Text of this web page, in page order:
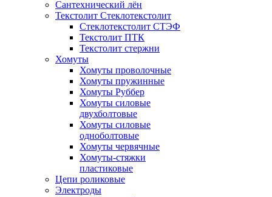
Сантехнический лён
Текстолит Стеклотекстолит
Стеклотекстолит СТЭФ
Текстолит ПТК
Текстолит стержни
Хомуты
Хомуты проволочные
Хомуты пружинные
Хомуты Руббер
Хомуты силовые
двухболтовые
Хомуты силовые
одноболтовые
Хомуты червячные
Хомуты-стяжки
пластиковые
Цепи роликовые
Электроды